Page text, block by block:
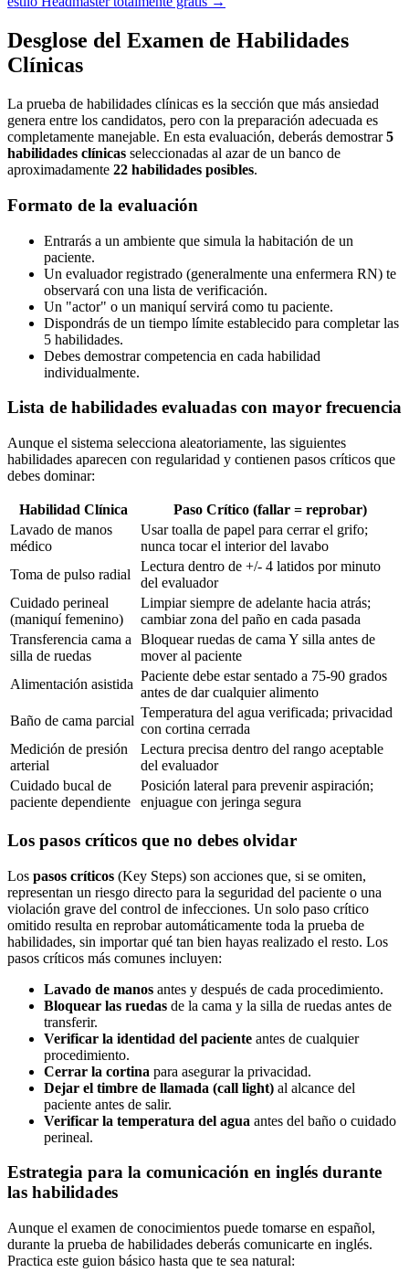
Desglose del Examen de Habilidades
Clínicas
La prueba de habilidades clínicas es la sección que más ansiedad
genera entre los candidatos, pero con la preparación adecuada es
completamente manejable. En esta evaluación, deberás demostrar5
habilidades clínicas seleccionadas al azar de un banco de
aproximadamente 22 habilidades posibles.
Formato de la evaluación
Entrarás a un ambiente que simula la habitación de un
paciente.
Un evaluador registrado (generalmente una enfermera RN) te
observará con una lista de verificación.
Un "actor" o un maniquí servirá como tu paciente.
Dispondrás de un tiempo límite establecido para completar las
5 habilidades.
Debes demostrar competencia en cada habilidad
individualmente.
Lista de habilidades evaluadas con mayor frecuencia
Aunque el sistema selecciona aleatoriamente, las siguientes
habilidades aparecen con regularidad y contienen pasos críticos que
debes dominar:
Habilidad Clínica
Paso Crítico (fallar = reprobar)
Lavado de manos
médico
Usar toalla de papel para cerrar el grifo;
nunca tocar el interior del lavabo
Toma de pulso radial
Lectura dentro de +/- 4 latidos por minuto
del evaluador
Cuidado perineal
(maniquí femenino)
Limpiar siempre de adelante hacia atrás;
cambiar zona del paño en cada pasada
Transferencia cama a
silla de ruedas
Bloquear ruedas de cama Y silla antes de
mover al paciente
Alimentación asistida
Paciente debe estar sentado a 75-90 grados
antes de dar cualquier alimento
Baño de cama parcial
Temperatura del agua verificada; privacidad
con cortina cerrada
Medición de presión
arterial
Lectura precisa dentro del rango aceptable
del evaluador
Cuidado bucal de
paciente dependiente
Posición lateral para prevenir aspiración;
enjuague con jeringa segura
Los pasos críticos que no debes olvidar
Los pasos críticos (Key Steps) son acciones que, si se omiten,
representan un riesgo directo para la seguridad del paciente o una
violación grave del control de infecciones. Un solo paso crítico
omitido resulta en reprobar automáticamente toda la prueba de
habilidades, sin importar qué tan bien hayas realizado el resto. Los
pasos críticos más comunes incluyen:
Lavado de manos antes y después de cada procedimiento.
Bloquear las ruedas de la cama y la silla de ruedas antes de
transferir.
Verificar la identidad del paciente antes de cualquier
procedimiento.
Cerrar la cortina para asegurar la privacidad.
Dejar el timbre de llamada (call light) al alcance del
paciente antes de salir.
Verificar la temperatura del agua antes del baño o cuidado
perineal.
Estrategia para la comunicación en inglés durante
las habilidades
Aunque el examen de conocimientos puede tomarse en español,
durante la prueba de habilidades deberás comunicarte en inglés.
Practica este guion básico hasta que te sea natural: